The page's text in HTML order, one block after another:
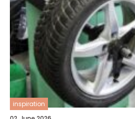
inspiration